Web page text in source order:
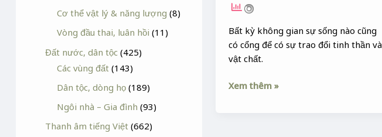
Cơ thể vật lý & năng lượng (8)
Vòng đầu thai, luân hồi (11)
Đất nước, dân tộc (425)
Các vùng đất (143)
Dân tộc, dòng họ (189)
Ngôi nhà – Gia đình (93)
Thanh âm tiếng Việt (662)
Bất kỳ không gian sự sống nào cũng
có cổng để có sự trao đổi tinh thần và
vật chất.
LỄ
CỔNG
SỰ
SỐNG
Xem thêm »